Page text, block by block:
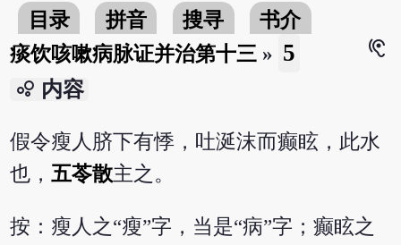
目录 拼音 搜寻
书介
痰饮咳嗽病脉证并治第十三 » 5
hearing
bubble_chart 内容
假令瘦人脐下有悸，吐涎沫而癫眩，此水
也，五苓散主之。
按：瘦人之“瘦”字，当是“病”字；癫眩之